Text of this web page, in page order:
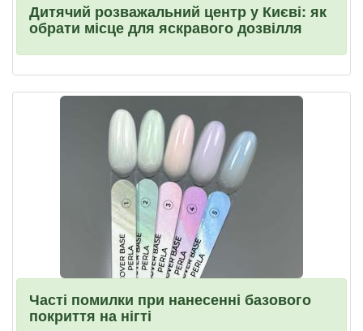
Дитячий розважальний центр у Києві: як
обрати місце для яскравого дозвілля
Часті помилки при нанесенні базового
покриття на нігті